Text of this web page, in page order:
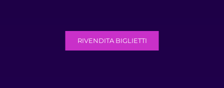
RIVENDITA BIGLIETTI